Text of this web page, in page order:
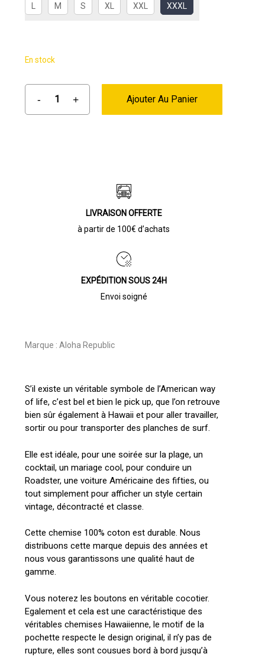
M S XL XXL XXXL
En stock
Ajouter Au Panier
LIVRAISON OFFERTE
à partir de 100€ d’achats
EXPÉDITION SOUS 24H
Envoi soigné
Marque : Aloha Republic
S’il existe un véritable symbole de l’American way
of life, c’est bel et bien le pick up, que l’on retrouve
bien sûr également à Hawaii et pour aller travailler,
sortir ou pour transporter des planches de surf.
Elle est idéale, pour une soirée sur la plage, un
cocktail, un mariage cool, pour conduire un
Roadster, une voiture Américaine des fifties, ou
tout simplement pour afficher un style certain
vintage, décontracté et classe.
Cette chemise 100% coton est durable. Nous
distribuons cette marque depuis des années et
nous vous garantissons une qualité haut de
gamme.
Vous noterez les boutons en véritable cocotier.
Egalement et cela est une caractéristique des
véritables chemises Hawaiienne, le motif de la
pochette respecte le design original, il n’y pas de
rupture, elles sont cousues bord à bord jusqu’à